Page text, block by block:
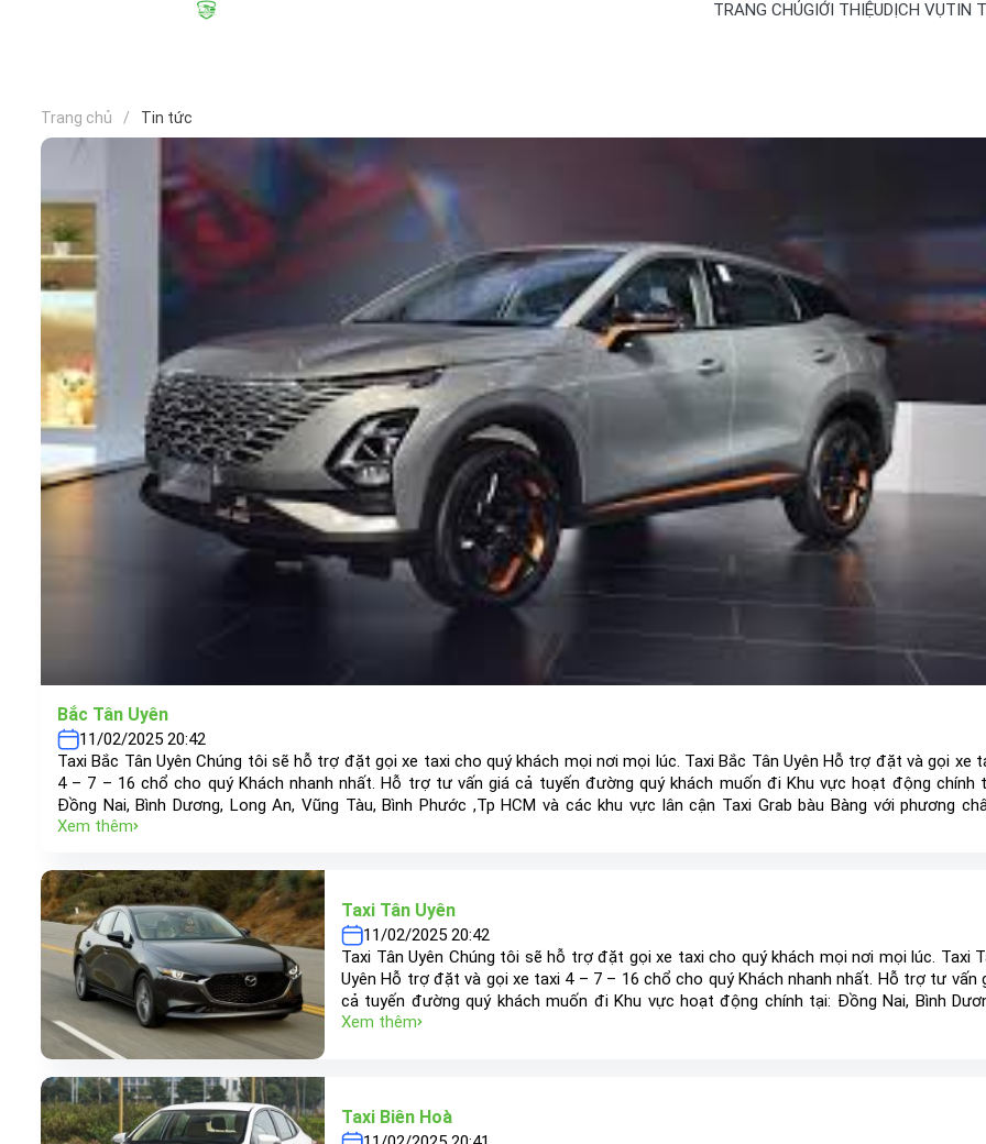
TRANG CHỦGIỚI THIỆUDỊCH VỤTIN
Trang chủ Tin tức
Bắc Tân Uyên
11/02/2025 20:42
Taxi Bắc Tân Uyên Chúng tôi sẽ hỗ trợ đặt gọi xe taxi cho quý khách mọi nơi mọi lúc. Taxi Bắc Tân Uyên Hỗ trợ đặt và gọi xe
4 – 7 – 16 chổ cho quý Khách nhanh nhất. Hỗ trợ tư vấn giá cả tuyến đường quý khách muốn đi Khu vực hoạt động chính
Đồng Nai, Bình Dương, Long An, Vũng Tàu, Bình Phước ,Tp HCM và các khu vực lân cận Taxi Grab bàu Bàng với phương
“khách hàng là trên hết” luôn nhắc nhở chúng tôi không ngừng hoàn thiện nhằm đem đến khách hàng chất lượng và ...
Xem thêm
Taxi Tân Uyên
11/02/2025 20:42
Taxi Tân Uyên Chúng tôi sẽ hỗ trợ đặt gọi xe taxi cho quý khách mọi nơi mọi lúc. Taxi
Uyên Hỗ trợ đặt và gọi xe taxi 4 – 7 – 16 chổ cho quý Khách nhanh nhất. Hỗ trợ tư vấn
cả tuyến đường quý khách muốn đi Khu vực hoạt động chính tại: Đồng Nai, Bình
Long An, Vũng Tàu, Bình Phước ,Tp HCM và các khu vực lân cận Taxi Grab bàu Bàng
Xem thêm
Taxi Biên Hoà